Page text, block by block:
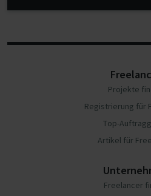
Projekte
Registrierung für
Top-
Artikel für
Freelancer